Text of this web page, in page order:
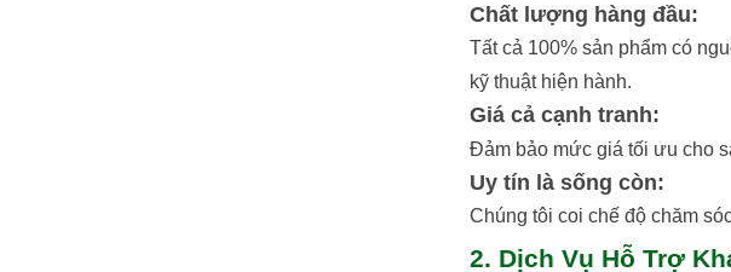
Chất lượng hàng đầu:
Tất cả 100% sản phẩm có
kỹ thuật hiện hành.
Giá cả cạnh tranh:
Đảm bảo mức giá tối ưu cho
Uy tín là sống còn:
Chúng tôi coi chế độ chăm
2. Dịch Vụ Hỗ Trợ